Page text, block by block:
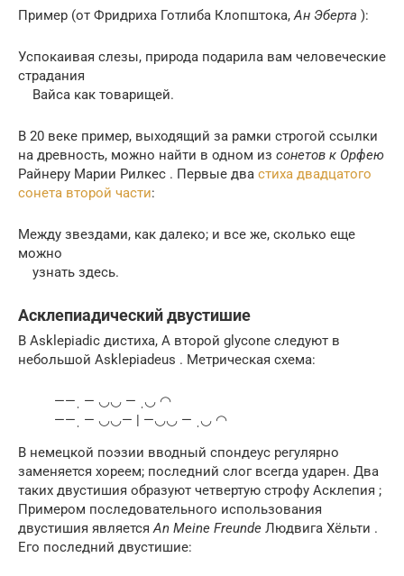
Пример (от Фридриха Готлиба Клопштока,Ан Эберта ):
Успокаивая слезы, природа подарила вам человеческие
страдания
Вайса как товарищей.
В 20 веке пример, выходящий за рамки строгой ссылки
на древность, можно найти в одном из сонетов к Орфею
Райнеру Марии Рилкес . Первые два стиха двадцатого
сонета второй части:
Между звездами, как далеко; и все же, сколько еще
можно
узнать здесь.
Асклепиадический двустишие
В Asklepiadic дистиха, А второй glycone следуют в
небольшой Asklepiadeus . Метрическая схема:
——ˌ — ◡◡ — ˌ◡ ◠
——ˌ — ◡◡— | —◡◡ — ˌ◡ ◠
В немецкой поэзии вводный спондеус регулярно
заменяется хореем; последний слог всегда ударен. Два
таких двустишия образуют четвертую строфу Асклепия ;
Примером последовательного использования
двустишия являетсяAn Meine Freunde Людвига Хёльти .
Его последний двустишие: